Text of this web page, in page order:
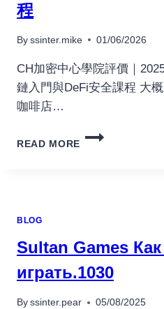
程
By ssinter.mike 01/06/2026
CH加密中心學院評價｜
鏈入門與DeFi安全課程 大
咖啡店…
READ MORE
CH
價
｜
2025
BLOG
Sultan Games
играть.1030
By ssinter.pear 05/08/2025